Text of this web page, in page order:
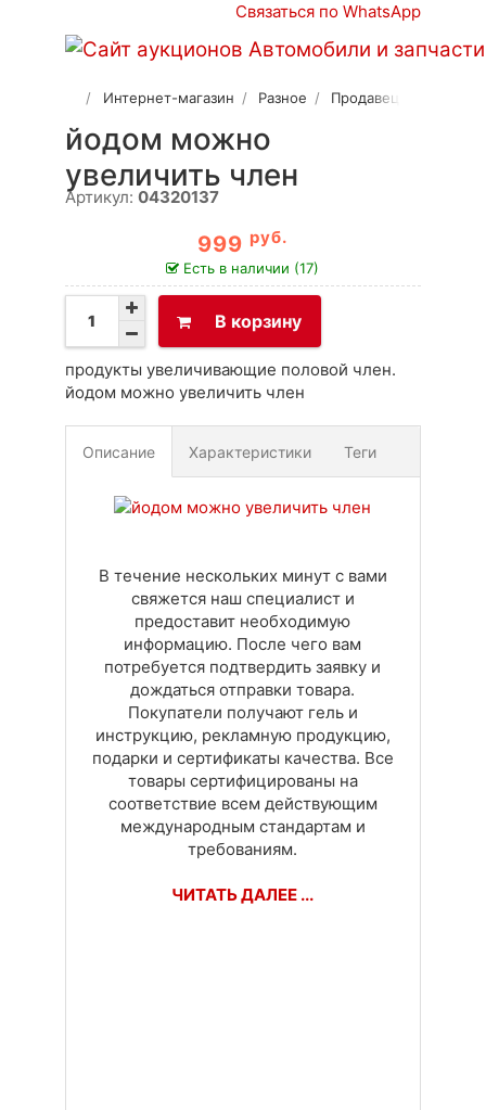
Связаться по WhatsApp
Интернет-магазин Разное Продавец 2
йодом можно
увеличить член
Артикул: 04320137
999 руб.
Есть в наличии (17)
В корзину
продукты увеличивающие половой член.
йодом можно увеличить член
Описание Характеристики Теги
Доставка Оплата Своя вкладка
В течение нескольких минут с вами
свяжется наш специалист и
предоставит необходимую
информацию. После чего вам
потребуется подтвердить заявку и
дождаться отправки товара.
Покупатели получают гель и
инструкцию, рекламную продукцию,
подарки и сертификаты качества. Все
товары сертифицированы на
соответствие всем действующим
международным стандартам и
требованиям.
ЧИТАТЬ ДАЛЕЕ ...